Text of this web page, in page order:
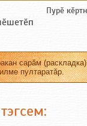
Пурӗ
сарӑм
пултаратӑр.